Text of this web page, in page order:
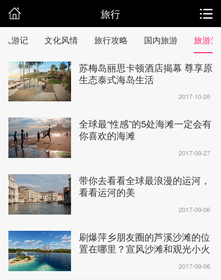
旅行
人游记 文化风情 旅行攻略 国内旅游 旅游
苏梅岛丽思卡顿酒店揭幕 尊享原
生态泰式海岛生活
2017-10-26
全球最“性感”的5处海滩一定会有
你喜欢的海滩
2017-09-27
带你去看看全球最浪漫的运河，
看看运河的美
2017-09-06
刷爆萍乡朋友圈的芦溪沙滩的位
置在哪里？宣风沙滩和观光小火
2017-09-06